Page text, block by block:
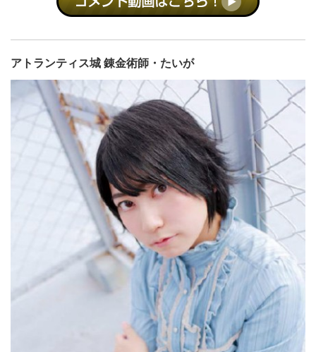
アトランティス城 錬金術師・たいが